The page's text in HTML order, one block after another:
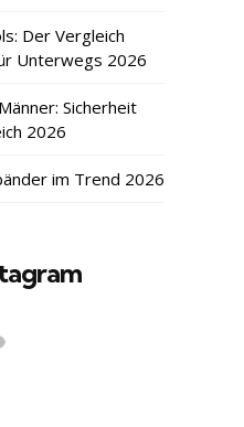
Der Vergleich
Unterwegs 2026
Sicherheit
2026
im Trend 2026